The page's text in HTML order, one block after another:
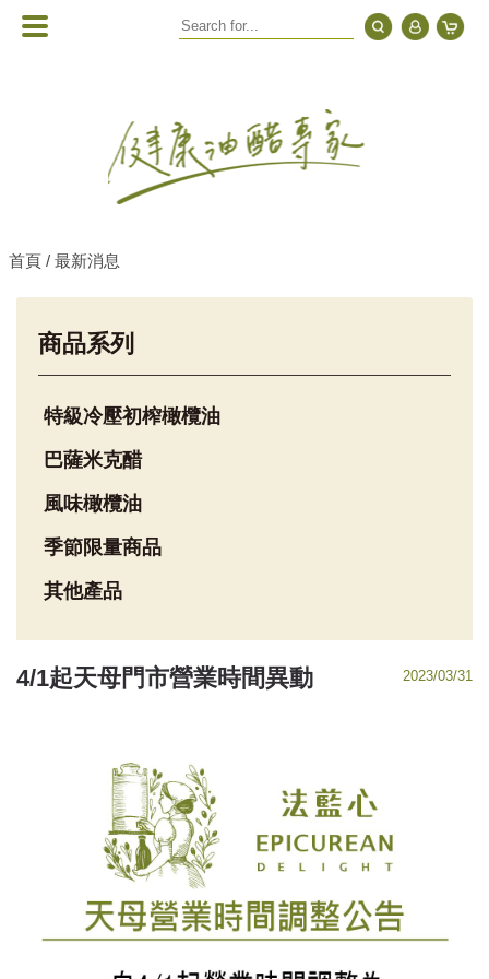
首頁 / 最新消息
商品系列
特級冷壓初榨橄欖油
巴薩米克醋
風味橄欖油
季節限量商品
其他產品
2023/03/31
4/1起天母門市營業時間異動